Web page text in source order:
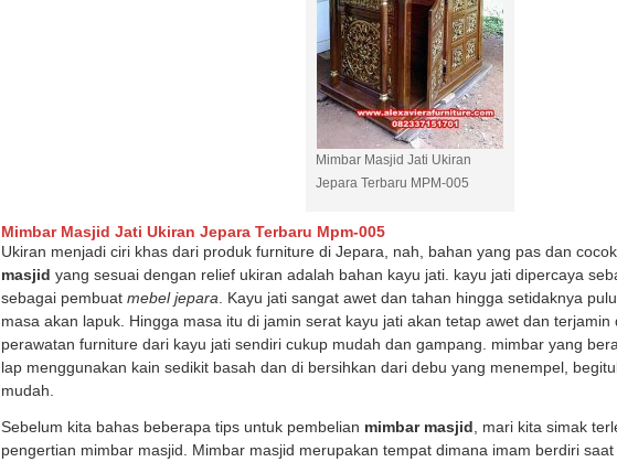
Mimbar Masjid Jati Ukiran
Jepara Terbaru MPM-005
Mimbar Masjid Jati Ukiran Jepara Terbaru Mpm-005
Ukiran menjadi ciri khas dari produk furniture di Jepara, nah, bahan yang pas dan
masjid yang sesuai dengan relief ukiran adalah bahan kayu jati. kayu jati dipercaya
sebagai pembuat mebel jepara . Kayu jati sangat awet dan tahan hingga setidaknya
masa akan lapuk. Hingga masa itu di jamin serat kayu jati akan tetap awet dan
perawatan furniture dari kayu jati sendiri cukup mudah dan gampang. mimbar yang
lap menggunakan kain sedikit basah dan di bersihkan dari debu yang menempel,
mudah.
Sebelum kita bahas beberapa tips untuk pembelian mimbar masjid , mari kita simak
pengertian mimbar masjid. Mimbar masjid merupakan tempat dimana imam berdiri
Ukiran Sofa Ruang Tamu Klasik
Model Arabian Terbaru Srt-222
Rp (Hubungi CS)
Sofa Tamu Set Klasik Ukiran
Mewah Gold Al Rozaq
Rp (Hubungi CS)